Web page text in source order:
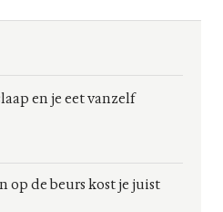
en je eet vanzelf
op de beurs kost je juist